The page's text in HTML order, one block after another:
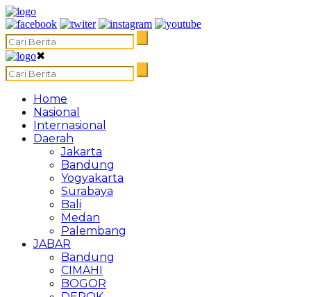
✖
Home
Nasional
Internasional
Daerah
Jakarta
Bandung
Yogyakarta
Surabaya
Bali
Medan
Palembang
JABAR
Bandung
CIMAHI
BOGOR